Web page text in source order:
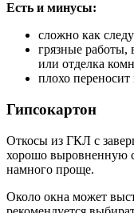
Есть и минусы:
сложно как
грязные работы,
или отделка
плохо
Гипсокартон
Откосы из ГКЛ с
хорошо выровненную
намного проще.
Около окна может